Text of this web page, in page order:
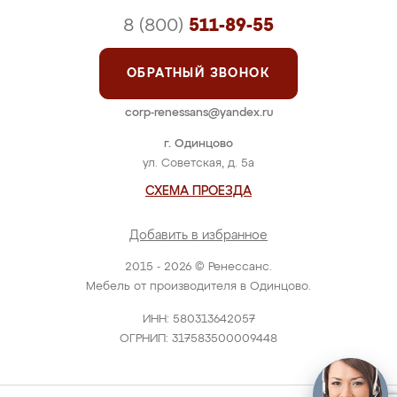
2015 - 2026 © Ренессанс.
Мебель от производителя в Одинцово.
ИНН: 580313642057
ОГРНИП: 317583500009448
г. Одинцово
ул. Советская, д. 5а
СХЕМА ПРОЕЗДА
Добавить в избранное
8 (800) 511-89-55
ОБРАТНЫЙ ЗВОНОК
corp-renessans@yandex.ru